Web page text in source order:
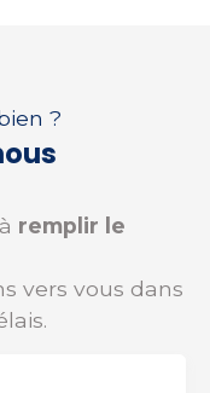
?
remplir le
vers vous dans